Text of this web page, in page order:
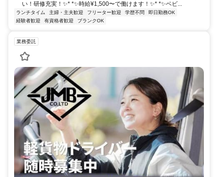
い！研修充実！✨* *✨時給¥1,500〜で働けます！✨* *✨ベビ...
ランチタイム 主婦・主夫歓迎 フリーター歓迎 学歴不問
即日勤務OK
経験者歓迎
有資格者歓迎 ブランクOK
業務委託